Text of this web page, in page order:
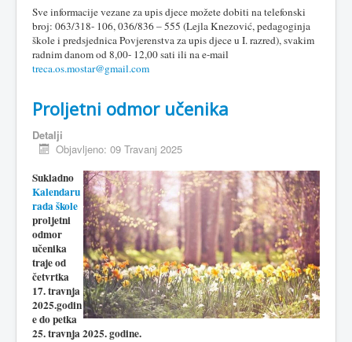
Sve informacije vezane za upis djece možete dobiti na telefonski
broj: 063/318- 106, 036/836 – 555 (Lejla Knezović, pedagoginja
škole i predsjednica Povjerenstva za upis djece u I. razred), svakim
radnim danom od 8,00- 12,00 sati ili na e-mail
treca.os.mostar@gmail.com
Proljetni odmor učenika
Detalji
Objavljeno: 09 Travanj 2025
Sukladno
Kalendaru
rada škole
proljetni
odmor
učenika
traje od
četvrtka
17. travnja
2025.godin
e do petka
25. travnja 2025. godine.